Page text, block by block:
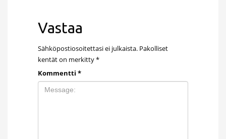
Vastaa
Sähköpostiosoitettasi ei julkaista. Pakolliset
kentät on merkitty*
Kommentti *